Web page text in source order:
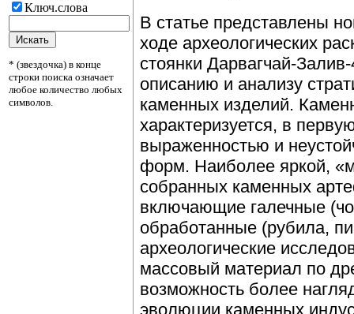
Ключ.слова
* (звездочка) в конце
строки поиска означает
любое количество любых
символов.
В статье представлены
ходе археологических
стоянки Дарвагчай-
описанию и анализу
каменных изделий.
характеризуется, в
выраженностью и
форм. Наиболее яркой,
собранных каменных
включающие галечные
обработанные (рубила,
археологические
массовый материал по
возможность более
эволюции каменных